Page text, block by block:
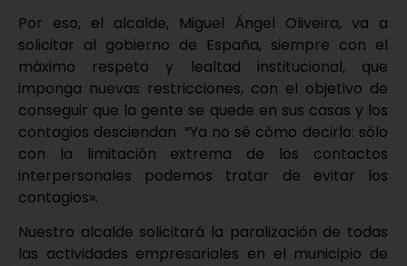
Por eso, el alcalde, Miguel Ángel Oliveira, va a
solicitar al gobierno de España, siempre con el
máximo respeto y lealtad institucional, que
imponga nuevas restricciones, con el objetivo de
conseguir que la gente se quede en sus casas y los
contagios desciendan. “Ya no sé cómo decirlo: sólo
con la limitación extrema de los contactos
interpersonales podemos tratar de evitar los
contagios».
Nuestro alcalde solicitará la paralización de todas
las actividades empresariales en el municipio de